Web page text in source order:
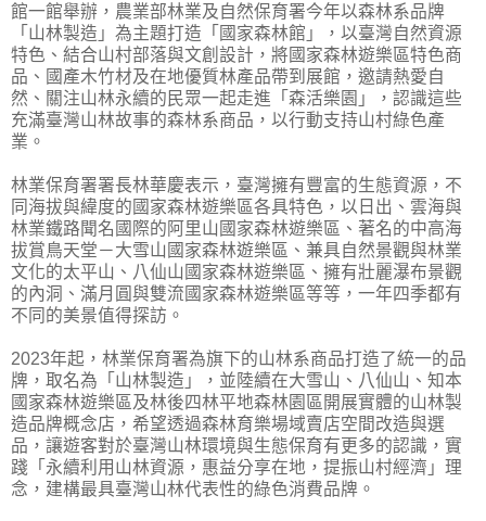
館一館舉辦，農業部林業及自然保育署今年以森林系品牌
「山林製造」為主題打造「國家森林館」，以臺灣自然資源
特色、結合山村部落與文創設計，將國家森林遊樂區特色商
品、國產木竹材及在地優質林產品帶到展館，邀請熱愛自
然、關注山林永續的民眾一起走進「森活樂園」，認識這些
充滿臺灣山林故事的森林系商品，以行動支持山村綠色產
業。
林業保育署署長林華慶表示，臺灣擁有豐富的生態資源，不
同海拔與緯度的國家森林遊樂區各具特色，以日出、雲海與
林業鐵路聞名國際的阿里山國家森林遊樂區、著名的中高海
拔賞鳥天堂－大雪山國家森林遊樂區、兼具自然景觀與林業
文化的太平山、八仙山國家森林遊樂區、擁有壯麗瀑布景觀
的內洞、滿月圓與雙流國家森林遊樂區等等，一年四季都有
不同的美景值得探訪。
2023年起，林業保育署為旗下的山林系商品打造了統一的品
牌，取名為「山林製造」，並陸續在大雪山、八仙山、知本
國家森林遊樂區及林後四林平地森林園區開展實體的山林製
造品牌概念店，希望透過森林育樂場域賣店空間改造與選
品，讓遊客對於臺灣山林環境與生態保育有更多的認識，實
踐「永續利用山林資源，惠益分享在地，提振山村經濟」理
念，建構最具臺灣山林代表性的綠色消費品牌。